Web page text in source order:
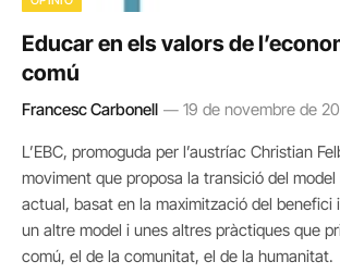
Educar en els valors de
comú
Francesc Carbonell 19 de novembre de
L’EBC, promoguda per l’austríac Christian
moviment que proposa la transició del
actual, basat en la maximització del benefici
un altre model i unes altres pràctiques que
comú, el de la comunitat, el de la humanitat.